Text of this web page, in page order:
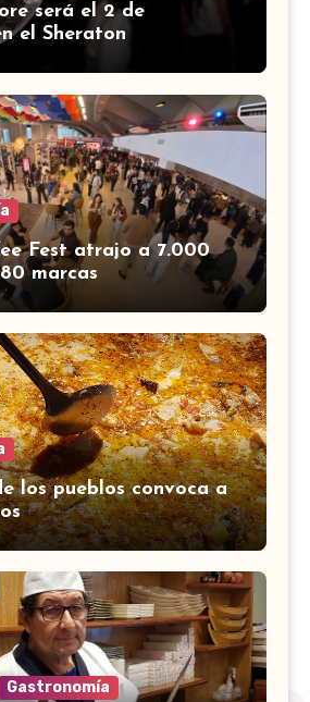
será el 2 de
el Sheraton
Fest atrajo a 7.000
marcas
los pueblos convoca a
Gastronomía